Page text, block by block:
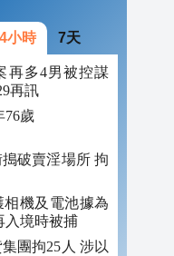
小時 7天
再多4男被控謀
再訊
76歲
破賣淫場所 拘
機及電池據為
入境時被捕
團拘25人 涉以